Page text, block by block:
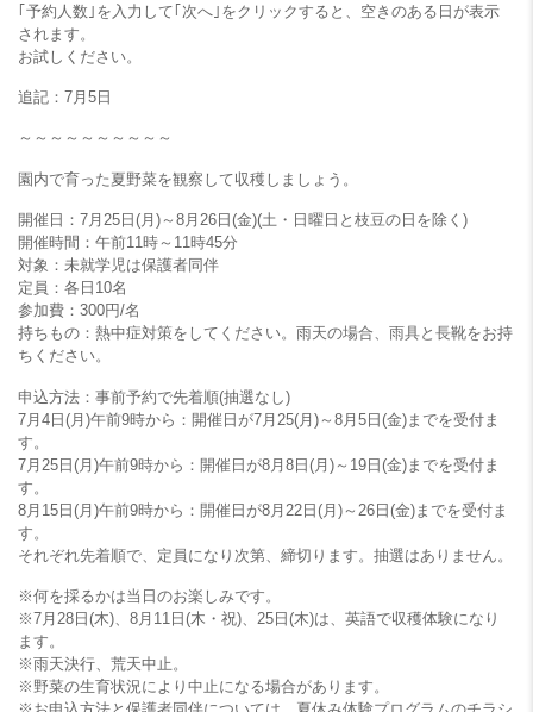
｢予約人数｣を入力して｢次へ｣をクリックすると、空きのある日が表示
されます。
お試しください。
追記：7月5日
～～～～～～～～～～
園内で育った夏野菜を観察して収穫しましょう。
開催日：7月25日(月)～8月26日(金)(土・日曜日と枝豆の日を除く)
開催時間：午前11時～11時45分
対象：未就学児は保護者同伴
定員：各日10名
参加費：300円/名
持ちもの：熱中症対策をしてください。雨天の場合、雨具と長靴をお持
ちください。
申込方法：事前予約で先着順(抽選なし)
7月4日(月)午前9時から：開催日が7月25(月)～8月5日(金)までを受付ま
す。
7月25日(月)午前9時から：開催日が8月8日(月)～19日(金)までを受付ま
す。
8月15日(月)午前9時から：開催日が8月22日(月)～26日(金)までを受付ま
す。
それぞれ先着順で、定員になり次第、締切ります。抽選はありません。
※何を採るかは当日のお楽しみです。
※7月28日(木)、8月11日(木・祝)、25日(木)は、英語で収穫体験になり
ます。
※雨天決行、荒天中止。
※野菜の生育状況により中止になる場合があります。